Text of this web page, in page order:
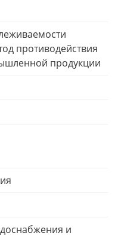
противодействия
продукции
и